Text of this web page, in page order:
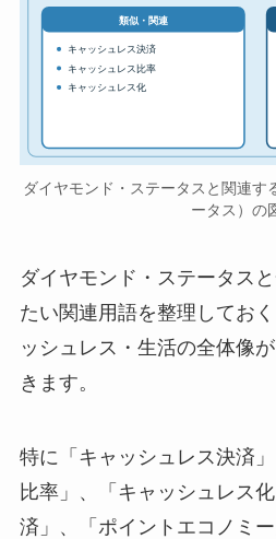
類似・関連
キャッシュレス決済
キャッシュレス比率
キャッシュレス化
ダイヤモンド・ステータスと関連す
ータス）の
ダイヤモンド・ステータス
たい関連用語を整理してお
ッシュレス・生活の全体像
きます。
特に「キャッシュレス決済
比率」、「キャッシュレス
済」、「ポイントエコノミ